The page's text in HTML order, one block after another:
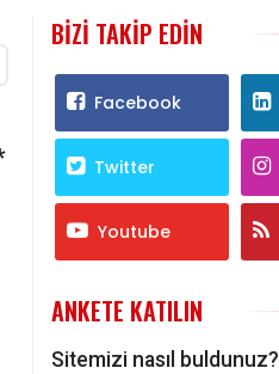
BIZI TAKIP EDIN
Facebook
Twitter
Youtube
ANKETE KATILIN
Sitemizi nasıl buldunuz?